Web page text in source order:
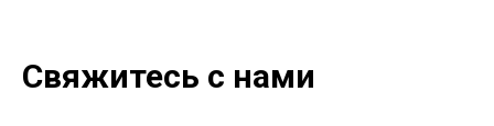
Свяжитесь с нами